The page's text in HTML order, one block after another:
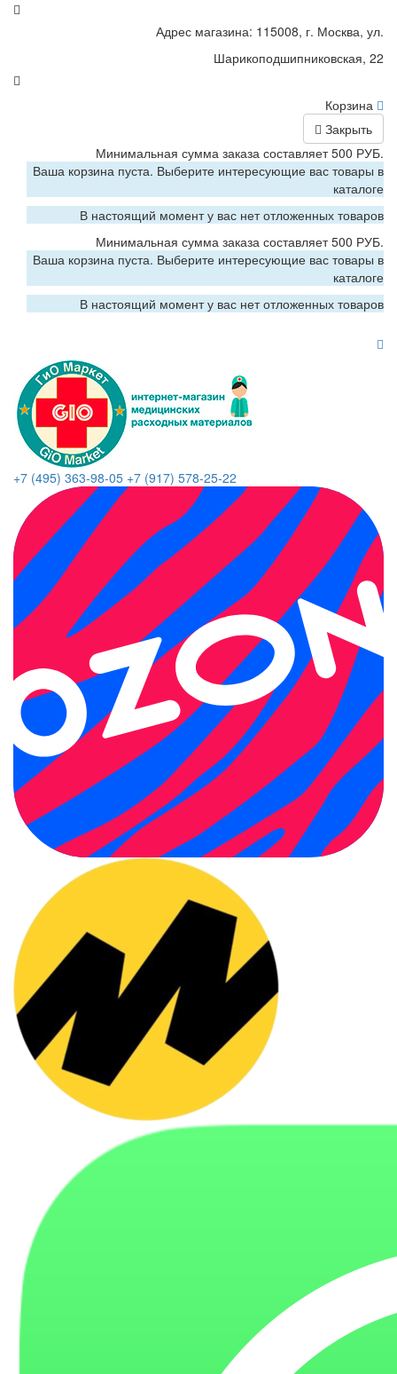
Адрес магазина: 115008, г. Москва, ул.
Шарикоподшипниковская, 22
Корзина
Закрыть
Минимальная сумма заказа составляет 500 РУБ.
Ваша корзина пуста. Выберите интересующие вас товары в
каталоге
В настоящий момент у вас нет отложенных товаров
Минимальная сумма заказа составляет 500 РУБ.
Ваша корзина пуста. Выберите интересующие вас товары в
каталоге
В настоящий момент у вас нет отложенных товаров
+7 (495) 363-98-05 +7 (917) 578-25-22